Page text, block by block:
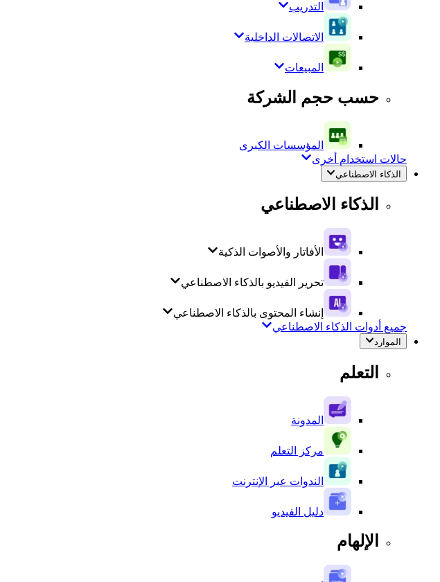
التدريب
الاتصالات الداخلية
المبيعات
حسب حجم الشركة
المؤسسات الكبرى
حالات استخدام أخرى
الذكاء الاصطناعي
الذكاء الاصطناعي
الأفاتار والأصوات الذكية
تحرير الفيديو بالذكاء الاصطناعي
إنشاء المحتوى بالذكاء الاصطناعي
جميع أدوات الذكاء الاصطناعي
الموارد
التعلم
المدونة
مركز التعلم
الندوات عبر الإنترنت
دليل الفيديو
الإلهام